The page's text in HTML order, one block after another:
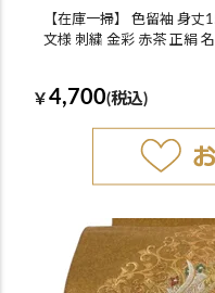
【在庫一掃】 色留袖 身
文様 刺繍 金彩 赤茶 正絹
￥ 4,700(税込)